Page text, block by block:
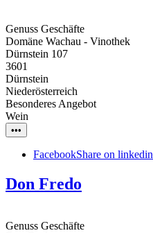
Genuss Geschäfte
Domäne Wachau - Vinothek
Dürnstein 107
3601
Dürnstein
Niederösterreich
Besonderes Angebot
Wein
•••
FacebookShare on linkedin
Don Fredo
Genuss Geschäfte